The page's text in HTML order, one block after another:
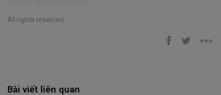
All rights reserved
Bài viết liên quan